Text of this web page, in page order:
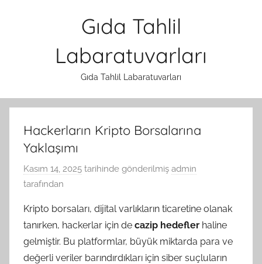
Gıda Tahlil
Labaratuvarları
Gıda Tahlil Labaratuvarları
Hackerların Kripto Borsalarına
Yaklaşımı
Kasım 14, 2025 tarihinde gönderilmiş admin
tarafından
Kripto borsaları, dijital varlıkların ticaretine olanak
tanırken, hackerlar için de cazip hedefler haline
gelmiştir. Bu platformlar, büyük miktarda para ve
değerli veriler barındırdıkları için siber suçluların